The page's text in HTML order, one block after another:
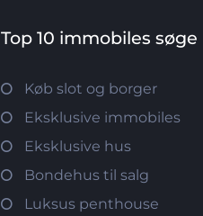
Top 10 immobiles søge
Køb slot og borger
Eksklusive immobiles
Eksklusive hus
Bondehus til salg
Luksus penthouse